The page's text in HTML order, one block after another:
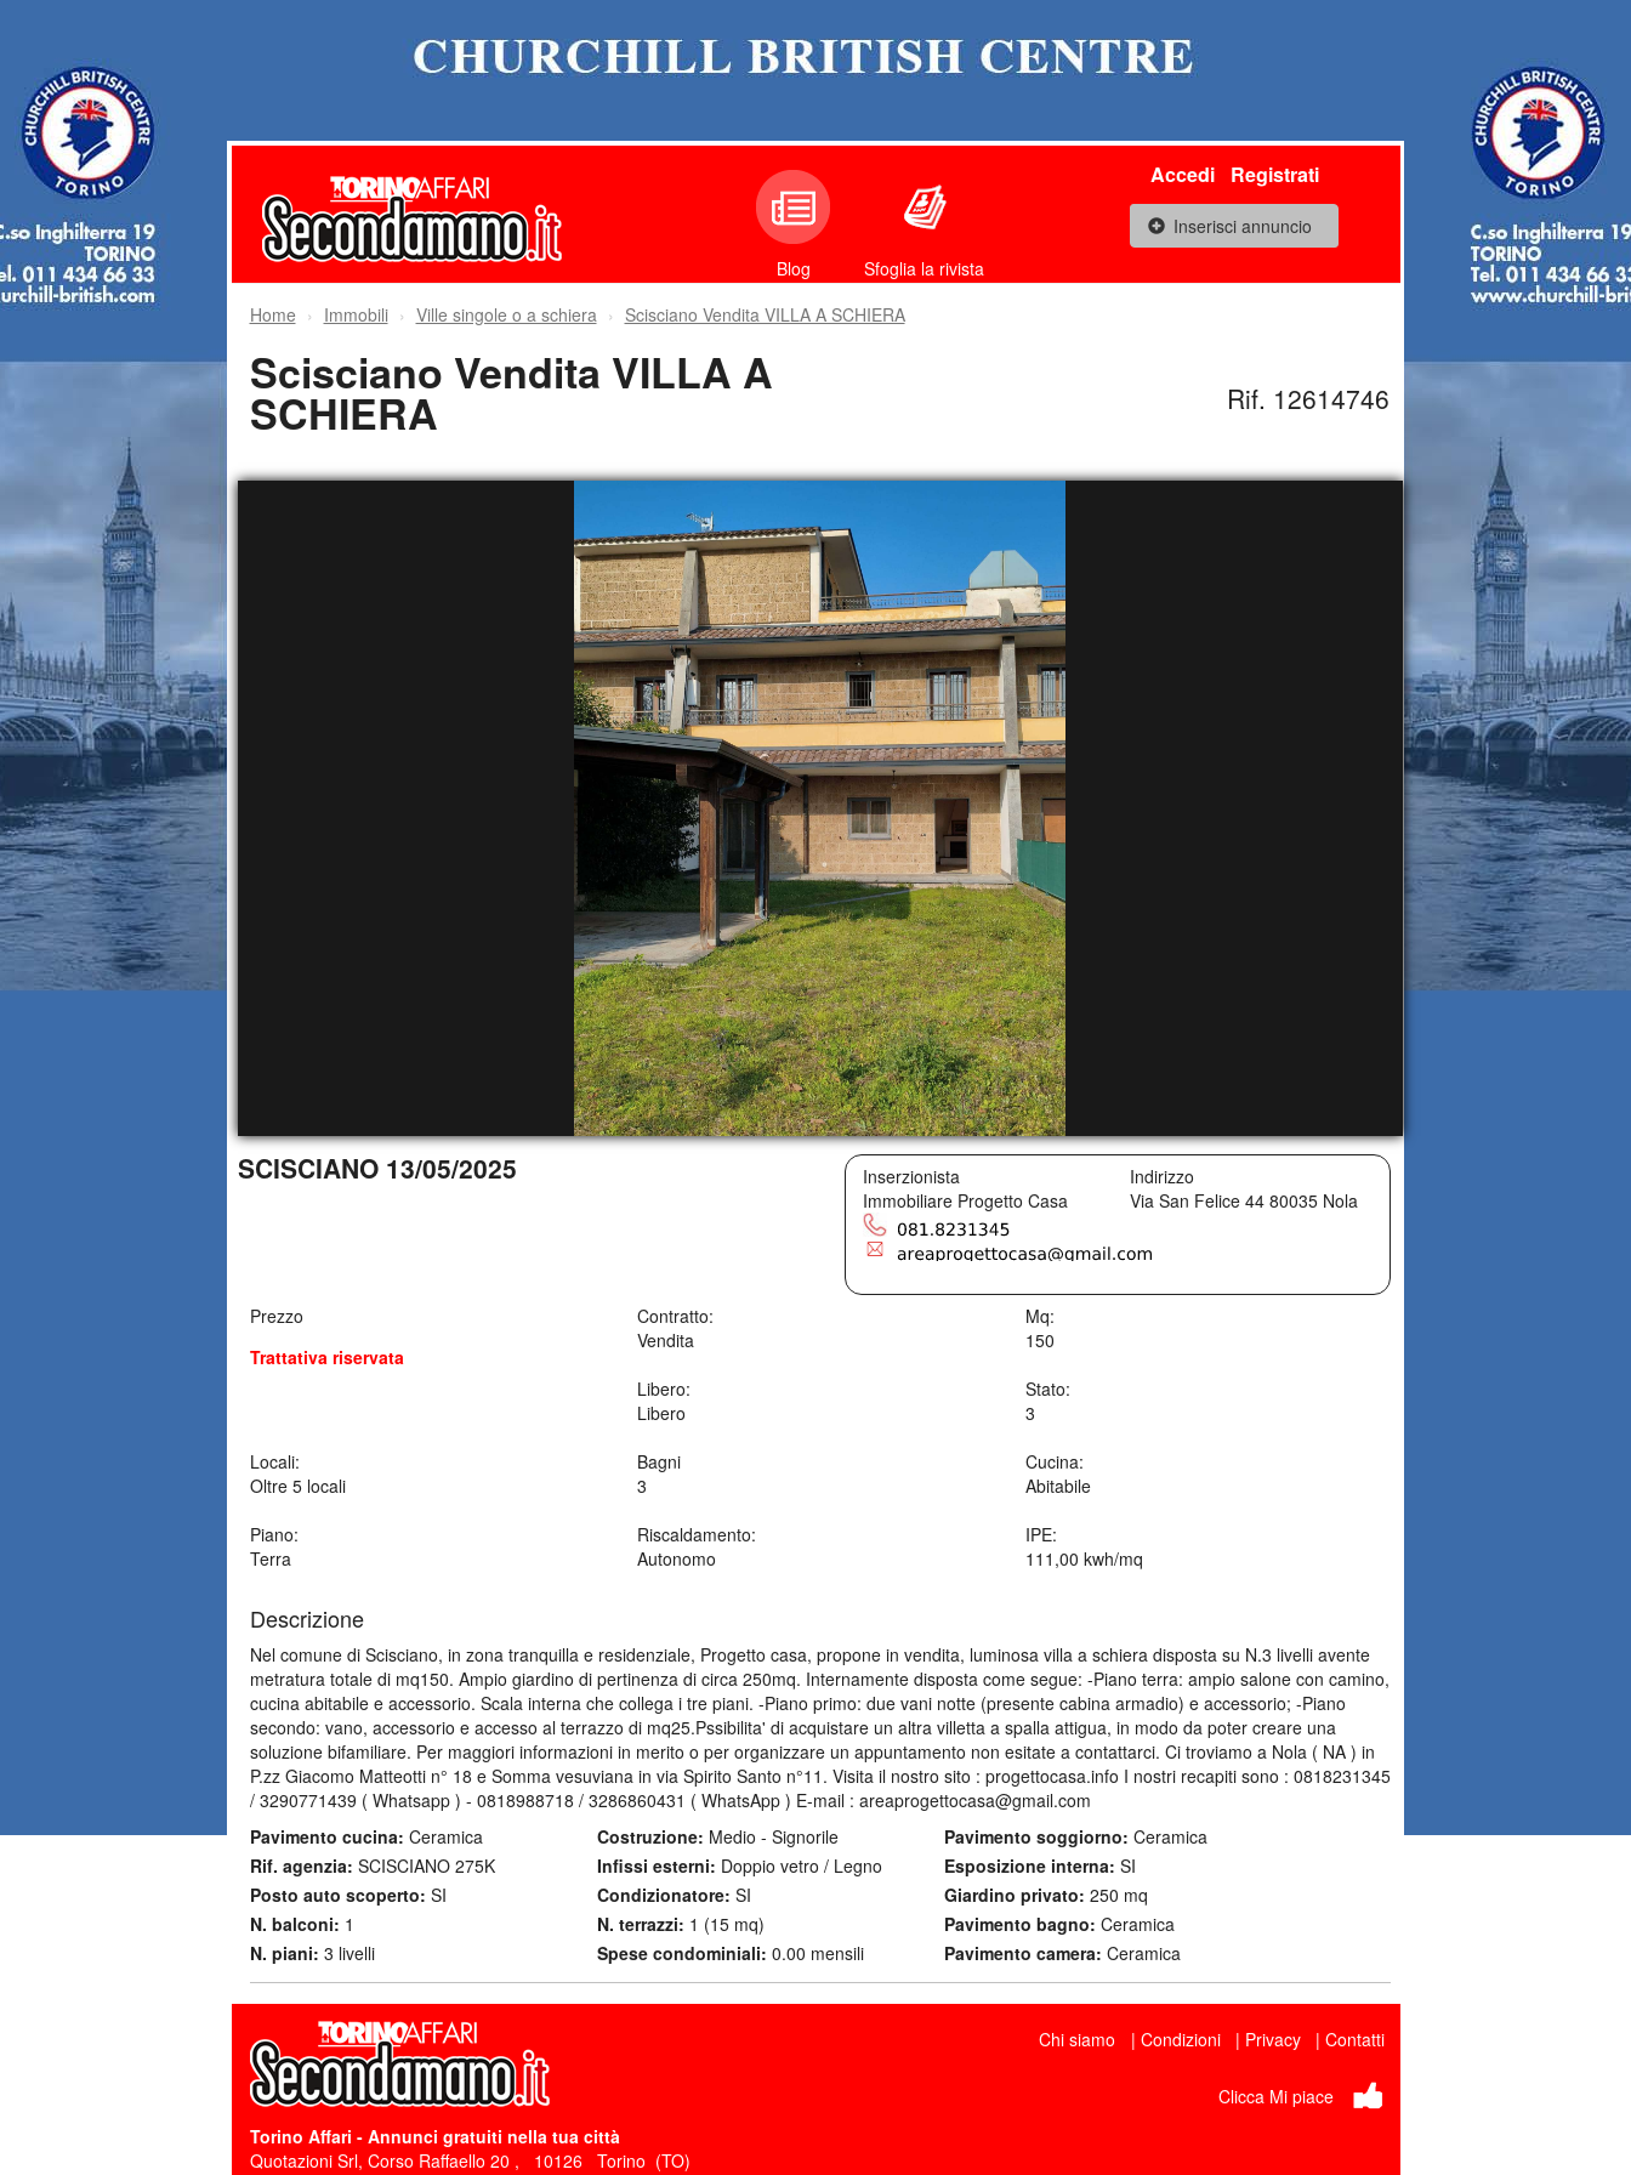
Blog Sfoglia la rivista
Accedi Registrati
Inserisci annuncio
Home Immobili Ville singole o a schiera Scisciano Vendita VILLA A SCHIERA
Scisciano Vendita VILLA A
SCHIERA Rif. 12614746
SCISCIANO 13/05/2025
Inserzionista
Immobiliare Progetto Casa
Indirizzo
Via San Felice 44 80035 Nola
Prezzo
Trattativa riservata
Contratto:
Vendita
Mq:
150
Libero:
Libero
Stato:
3
Locali:
Oltre 5 locali
Bagni
3
Cucina:
Abitabile
Piano:
Terra
Riscaldamento:
Autonomo
IPE:
111,00 kwh/mq
Descrizione
Nel comune di Scisciano, in zona tranquilla e residenziale, Progetto casa, propone in vendita, luminosa villa a schiera disposta su N.3 livelli avente
metratura totale di mq150. Ampio giardino di pertinenza di circa 250mq. Internamente disposta come segue: -Piano terra: ampio salone con camino,
cucina abitabile e accessorio. Scala interna che collega i tre piani. -Piano primo: due vani notte (presente cabina armadio) e accessorio; -Piano
secondo: vano, accessorio e accesso al terrazzo di mq25.Pssibilita' di acquistare un altra villetta a spalla attigua, in modo da poter creare una
soluzione bifamiliare. Per maggiori informazioni in merito o per organizzare un appuntamento non esitate a contattarci. Ci troviamo a Nola ( NA ) in
P.zz Giacomo Matteotti n° 18 e Somma vesuviana in via Spirito Santo n°11. Visita il nostro sito : progettocasa.info I nostri recapiti sono : 0818231345
/ 3290771439 ( Whatsapp ) - 0818988718 / 3286860431 ( WhatsApp ) E-mail : areaprogettocasa@gmail.com
Pavimento cucina: Ceramica Costruzione: Medio - Signorile Pavimento soggiorno: Ceramica
Rif. agenzia: SCISCIANO 275K Infissi esterni: Doppio vetro / Legno Esposizione interna: SI
Posto auto scoperto: SI Condizionatore: SI Giardino privato: 250 mq
N. balconi: 1 N. terrazzi: 1 (15 mq) Pavimento bagno: Ceramica
N. piani: 3 livelli Spese condominiali: 0.00 mensili Pavimento camera: Ceramica
Torino Affari - Annunci gratuiti nella tua città
Quotazioni Srl, Corso Raffaello 20 , 10126 Torino (TO)
Chi siamo Condizioni Privacy Contatti
Clicca Mi piace